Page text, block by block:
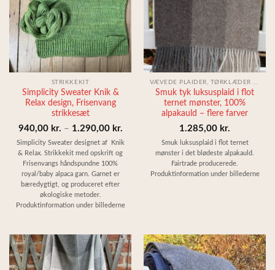
STRIKKEKIT
Simplicity Sweater Knik &
Relax design, Frisenvang
strikkesæt
940,00 kr. – 1.290,00 kr.Prisinterval:
940,00 kr.
til
1.290,00 kr.
Simplicity Sweater designet af Knik
& Relax. Strikkekit med opskrift og
Frisenvangs håndspundne 100%
royal/baby alpaca garn. Garnet er
bæredygtigt, og produceret efter
økologiske metoder.
Produktinformation under billederne
VÆVEDE PLAIDER, TØRKLÆDER & SJALER
Smuk tyk luksusplaid i flot
ternet mønster, 100%
alpakauld – flere farver
1.285,00 kr.
Smuk luksusplaid i flot ternet
mønster i det blødeste alpakauld.
Fairtrade producerede.
Produktinformation under billederne